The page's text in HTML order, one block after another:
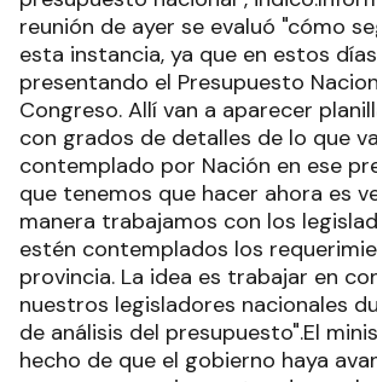
reunión de ayer se evaluó "cómo
esta instancia, ya que en estos
presentando el Presupuesto
Congreso. Allí van a aparecer
con grados de detalles de lo que
contemplado por Nación en ese
que tenemos que hacer ahora es
manera trabajamos con los
estén contemplados los
provincia. La idea es trabajar en
nuestros legisladores nacionales
de análisis del presupuesto".El
hecho de que el gobierno haya